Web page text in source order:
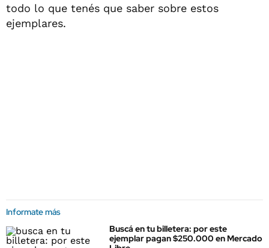
todo lo que tenés que saber sobre estos
ejemplares.
Informate más
Buscá en tu billetera: por este
ejemplar pagan $250.000 en Mercado